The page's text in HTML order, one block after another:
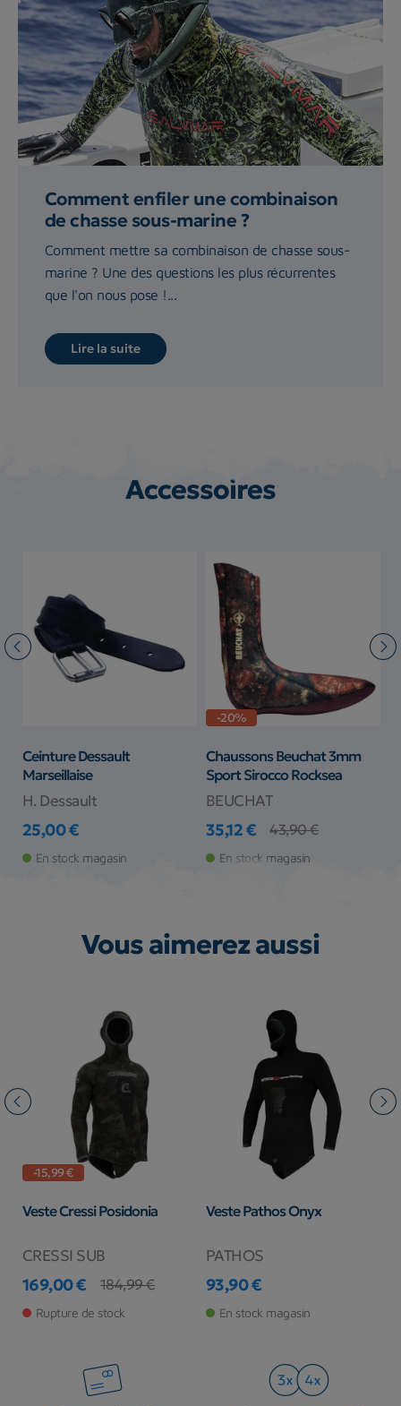
Comment enfiler une combinaison
de chasse sous-marine ?
Comment mettre sa combinaison de chasse sous-
marine ? Une des questions les plus récurrentes
que l'on nous pose !...
Lire la suite
Accessoires
Ceinture Dessault
Marseillaise
H. Dessault
Prix
25,00 €
En stock magasin
-20%
Chaussons Beuchat 3mm
Sport Sirocco Rocksea
BEUCHAT
Prix
35,12 €
Prix de base
43,90 €
En stock magasin
Vous aimerez aussi
-15,99 €
Veste Cressi Posidonia
CRESSI SUB
Prix
169,00 €
Prix de base
184,99 €
Rupture de stock
Veste Pathos Onyx
PATHOS
Prix
93,90 €
En stock magasin